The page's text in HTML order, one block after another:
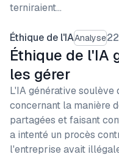
terniraient…
Éthique de l'IAAnalyse
Éthique de l'IA
les gérer
L'IA générative
concernant la manière
partagées et faisant
a intenté un procès
l'entreprise avait